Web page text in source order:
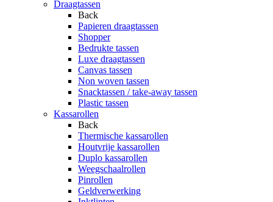
Draagtassen
Back
Papieren draagtassen
Shopper
Bedrukte tassen
Luxe draagtassen
Canvas tassen
Non woven tassen
Snacktassen / take-away tassen
Plastic tassen
Kassarollen
Back
Thermische kassarollen
Houtvrije kassarollen
Duplo kassarollen
Weegschaalrollen
Pinrollen
Geldverwerking